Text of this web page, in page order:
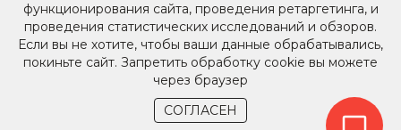
Правовое уведомление
© Bamix, 2018-2026 Все права защищены
функционирования сайта, проведения ретаргетинга, и
проведения статистических исследований и обзоров.
Если вы не хотите, чтобы ваши данные обрабатывались,
покиньте сайт. Запретить обработку cookie вы можете
через браузер
СОГЛАСЕН